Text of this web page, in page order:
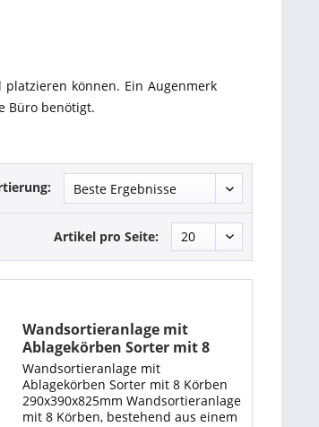
können. Ein Augenmerk
Büro benötigt.
Artikel pro Seite:
Wandsortieranlage mit
Ablagekörben Sorter mit 8
Körben 290x390x825mm
lichtgrau
Wandsortieranlage mit
Ablagekörben Sorter mit 8 Körben
290x390x825mm Wandsortieranlage
mit 8 Körben, bestehend aus einem